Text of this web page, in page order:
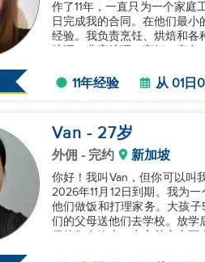
作了11年，一直只为一个家
日完成我的合同。在他们最
经验。我负责烹饪、烘焙和各
11年经验 从 01日
Van - 27岁
外佣 - 完约 新加坡
你好！我叫Van，但你可以叫
2026年11月12日到期。我为
他们做饭和打理家务。大孩
们的父母送他们去学校。放学